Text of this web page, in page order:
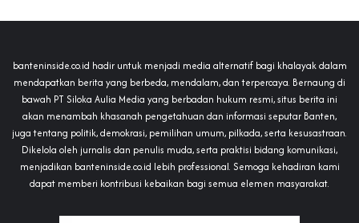
banteninside.co.id hadir untuk menjadi media alternatif bagi khalayak dalam
mendapatkan berita yang berbeda, mendalam, dan terpercaya. Bernaung di
bawah PT Siloka Aulia Media yang berbadan hukum resmi, situs berita ini
akan menambah khasanah pengetahuan dan informasi seputar Banten,
juga tentang politik, demokrasi, pemilihan umum, pilkada, serta kesusastraan.
Dikelola oleh jurnalis dan penulis muda, serta praktisi bidang komunikasi,
menjadikan banteninside.co.id lebih professional. Semoga kehadiran kami
dapat memberi kontribusi kebaikan bagi semua elemen masyarakat.